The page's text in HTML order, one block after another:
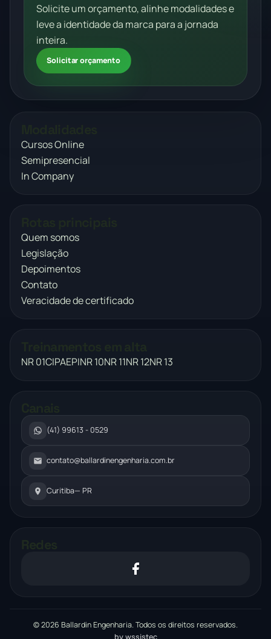
Solicite um orçamento, alinhe modalidades e
leve a identidade da marca para a jornada
inteira.
Solicitar orçamento
Cursos Online
Semipresencial
In Company
Quem somos
Legislação
Depoimentos
Contato
Veracidade de certificado
NR 01CIPAEPINR 10NR 11NR 12NR 13
(41) 99613 - 0529
contato@ballardinengenharia.com.br
Curitiba— PR
© 2026 Ballardin Engenharia. Todos os direitos reservados.